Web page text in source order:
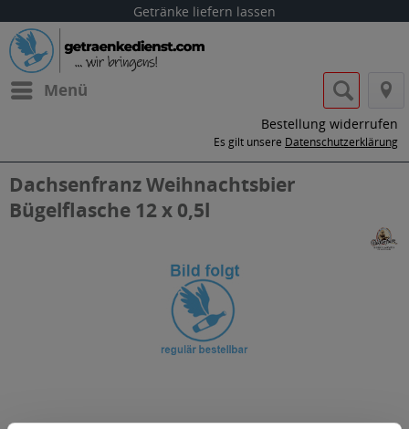
Getränke liefern lassen
Menü
Bestellung widerrufen
Es gilt unsere Datenschutzerklärung
Dachsenfranz Weihnachtsbier
Bügelflasche 12 x 0,5l